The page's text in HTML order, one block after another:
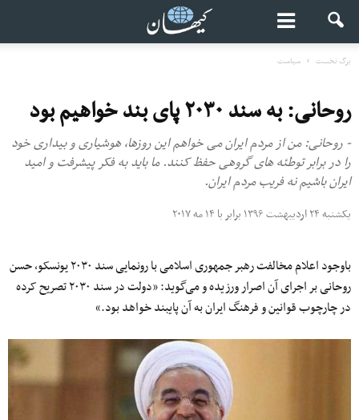
برگ نخست سیاست
روحانی: به سند ۲۰۳۰ پای بند خواهیم بود
- روحانی: من از مردم ایران می خواهم این روزها، هوشیاری و بیداری خود
را در برابر توطئه های گروهی حفظ کنند. ما باید به فکر پیشرفت و امید
ایران باشیم نه فریب مردم ایران.
یکشنبه ۲۴ اردیبهشت ۱۳۹۶ برابر با ۱۴ مه ۲۰۱۷
باوجود اعلام مخالفت رهبر جمهوری اسلامی با رونمایی سند ۲۰۳۰ یونسکو، حسن
روحانی بر اجرای آن اصرار ورزیده و می‌گوید: «دولت در سند ۲۰۳۰ تصریح کرده
در چارچوب قوانین و فرهنگ ایران به آن پایبند خواهد بود.»